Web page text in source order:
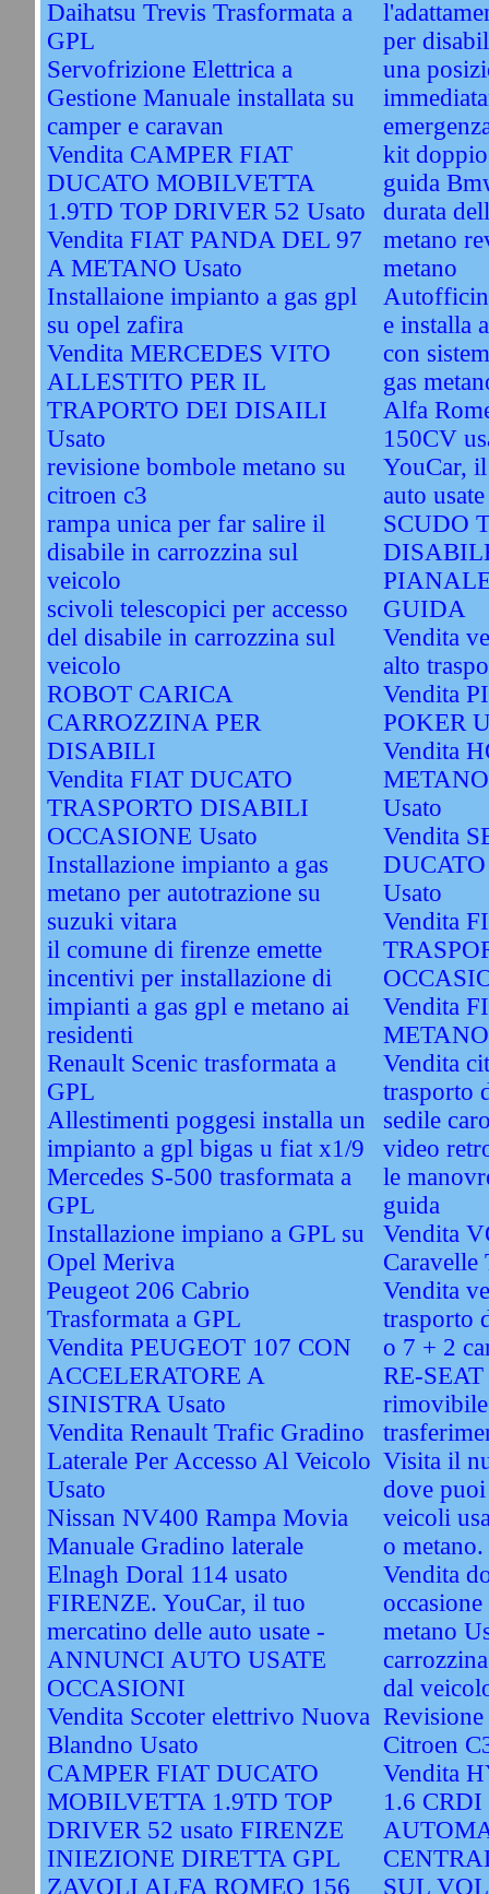
Daihatsu Trevis Trasformata a
GPL
Servofrizione Elettrica a
Gestione Manuale installata su
camper e caravan
Vendita CAMPER FIAT
DUCATO MOBILVETTA
1.9TD TOP DRIVER 52 Usato
Vendita FIAT PANDA DEL 97
A METANO Usato
Installaione impianto a gas gpl
su opel zafira
Vendita MERCEDES VITO
ALLESTITO PER IL
TRAPORTO DEI DISAILI
Usato
revisione bombole metano su
citroen c3
rampa unica per far salire il
disabile in carrozzina sul
veicolo
scivoli telescopici per accesso
del disabile in carrozzina sul
veicolo
ROBOT CARICA
CARROZZINA PER
DISABILI
Vendita FIAT DUCATO
TRASPORTO DISABILI
OCCASIONE Usato
Installazione impianto a gas
metano per autotrazione su
suzuki vitara
il comune di firenze emette
incentivi per installazione di
impianti a gas gpl e metano ai
residenti
Renault Scenic trasformata a
GPL
Allestimenti poggesi installa un
impianto a gpl bigas u fiat x1/9
Mercedes S-500 trasformata a
GPL
Installazione impiano a GPL su
Opel Meriva
Peugeot 206 Cabrio
Trasformata a GPL
Vendita PEUGEOT 107 CON
ACCELERATORE A
SINISTRA Usato
Vendita Renault Trafic Gradino
Laterale Per Accesso Al Veicolo
Usato
Nissan NV400 Rampa Movia
Manuale Gradino laterale
Elnagh Doral 114 usato
FIRENZE. YouCar, il tuo
mercatino delle auto usate -
ANNUNCI AUTO USATE
OCCASIONI
Vendita Sccoter elettrivo Nuova
Blandno Usato
CAMPER FIAT DUCATO
MOBILVETTA 1.9TD TOP
DRIVER 52 usato FIRENZE
INIEZIONE DIRETTA GPL
ZAVOLI ALFA ROMEO 156
per
una
kit
guida
durata
metano
metano
e installa
con
gas
Alfa
150CV
YouCar,
auto usate
SCUDO
GUIDA
Vendita
alto
Vendita
POKER
Vendita
Usato
Vendita
Usato
Vendita
Vendita
Vendita
trasporto
sedile
video
le
guida
Vendita
Caravelle
Vendita
trasporto
o 7 + 2
RE-SEAT
Visita il
dove
veicoli
o metano.
Vendita
metano
dal
Citroen
Vendita
1.6
SUL